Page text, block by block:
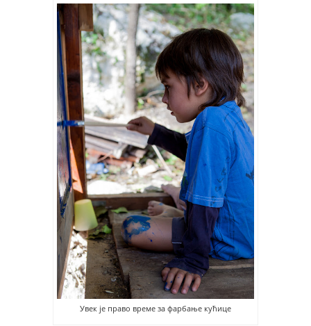
Увек је право време за фарбање кућице